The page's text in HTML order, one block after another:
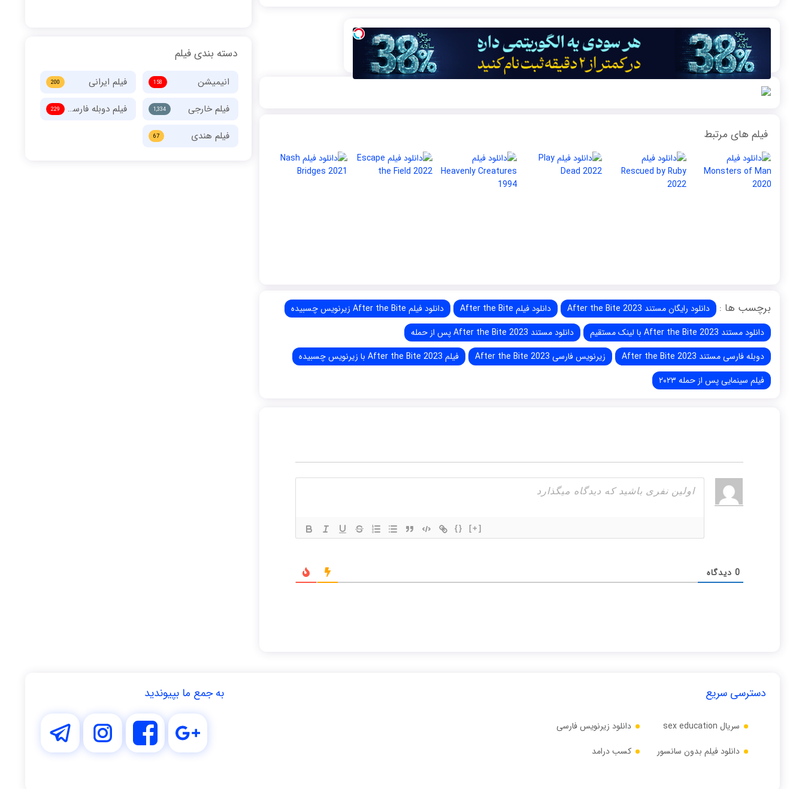
فیلم های مرتبط
برچسب ها : دانلود رایگان مستند After the Bite 2023 دانلود فیلم After the Bite
دانلود فیلم After the Bite زیرنویس چسبیده
دانلود مستند After the Bite 2023 با لینک مستقیم
دانلود مستند After the Bite 2023 پس از حمله
دوبله فارسی مستند After the Bite 2023
زیرنویس فارسی After the Bite 2023
فیلم After the Bite 2023 با زیرنویس چسبیده
فیلم سینمایی پس از حمله ۲۰۲۳
{} [+]
0دیدگاه
دسته بندی فیلم
انیمیشن 158 فیلم ایرانی 200
فیلم خارجی 1,334 فیلم دوبله فارسی 229
فیلم هندی 67
دسترسی سریع
سریال sex education
دانلود فیلم بدون سانسور
دانلود زیرنویس فارسی
کسب درامد
به جمع ما بپیوندید